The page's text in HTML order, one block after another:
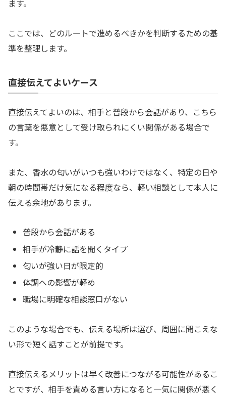
ます。
ここでは、どのルートで進めるべきかを判断するための基
準を整理します。
直接伝えてよいケース
直接伝えてよいのは、相手と普段から会話があり、こちら
の言葉を悪意として受け取られにくい関係がある場合で
す。
また、香水の匂いがいつも強いわけではなく、特定の日や
朝の時間帯だけ気になる程度なら、軽い相談として本人に
伝える余地があります。
普段から会話がある
相手が冷静に話を聞くタイプ
匂いが強い日が限定的
体調への影響が軽め
職場に明確な相談窓口がない
このような場合でも、伝える場所は選び、周囲に聞こえな
い形で短く話すことが前提です。
直接伝えるメリットは早く改善につながる可能性があるこ
とですが、相手を責める言い方になると一気に関係が悪く